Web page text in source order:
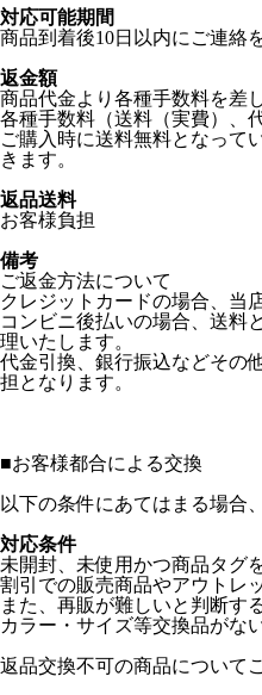
対応可能期間
商品到着後10日以内にご連絡
返金額
商品代金より各種手数料を差
各種手数料（送料（実費）、
ご購入時に送料無料となって
きます。
返品送料
お客様負担
備考
ご返金方法について
クレジットカードの場合、当
コンビニ後払いの場合、送料
理いたします。
代金引換、銀行振込などその
担となります。
■お客様都合による交換
以下の条件にあてはまる場合
対応条件
未開封、未使用かつ商品タグ
割引での販売商品やアウトレ
また、再販が難しいと判断す
カラー・サイズ等交換品がな
返品交換不可の商品について